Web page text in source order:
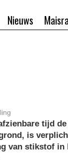
Nieuws
tijd
is
van stikstof in